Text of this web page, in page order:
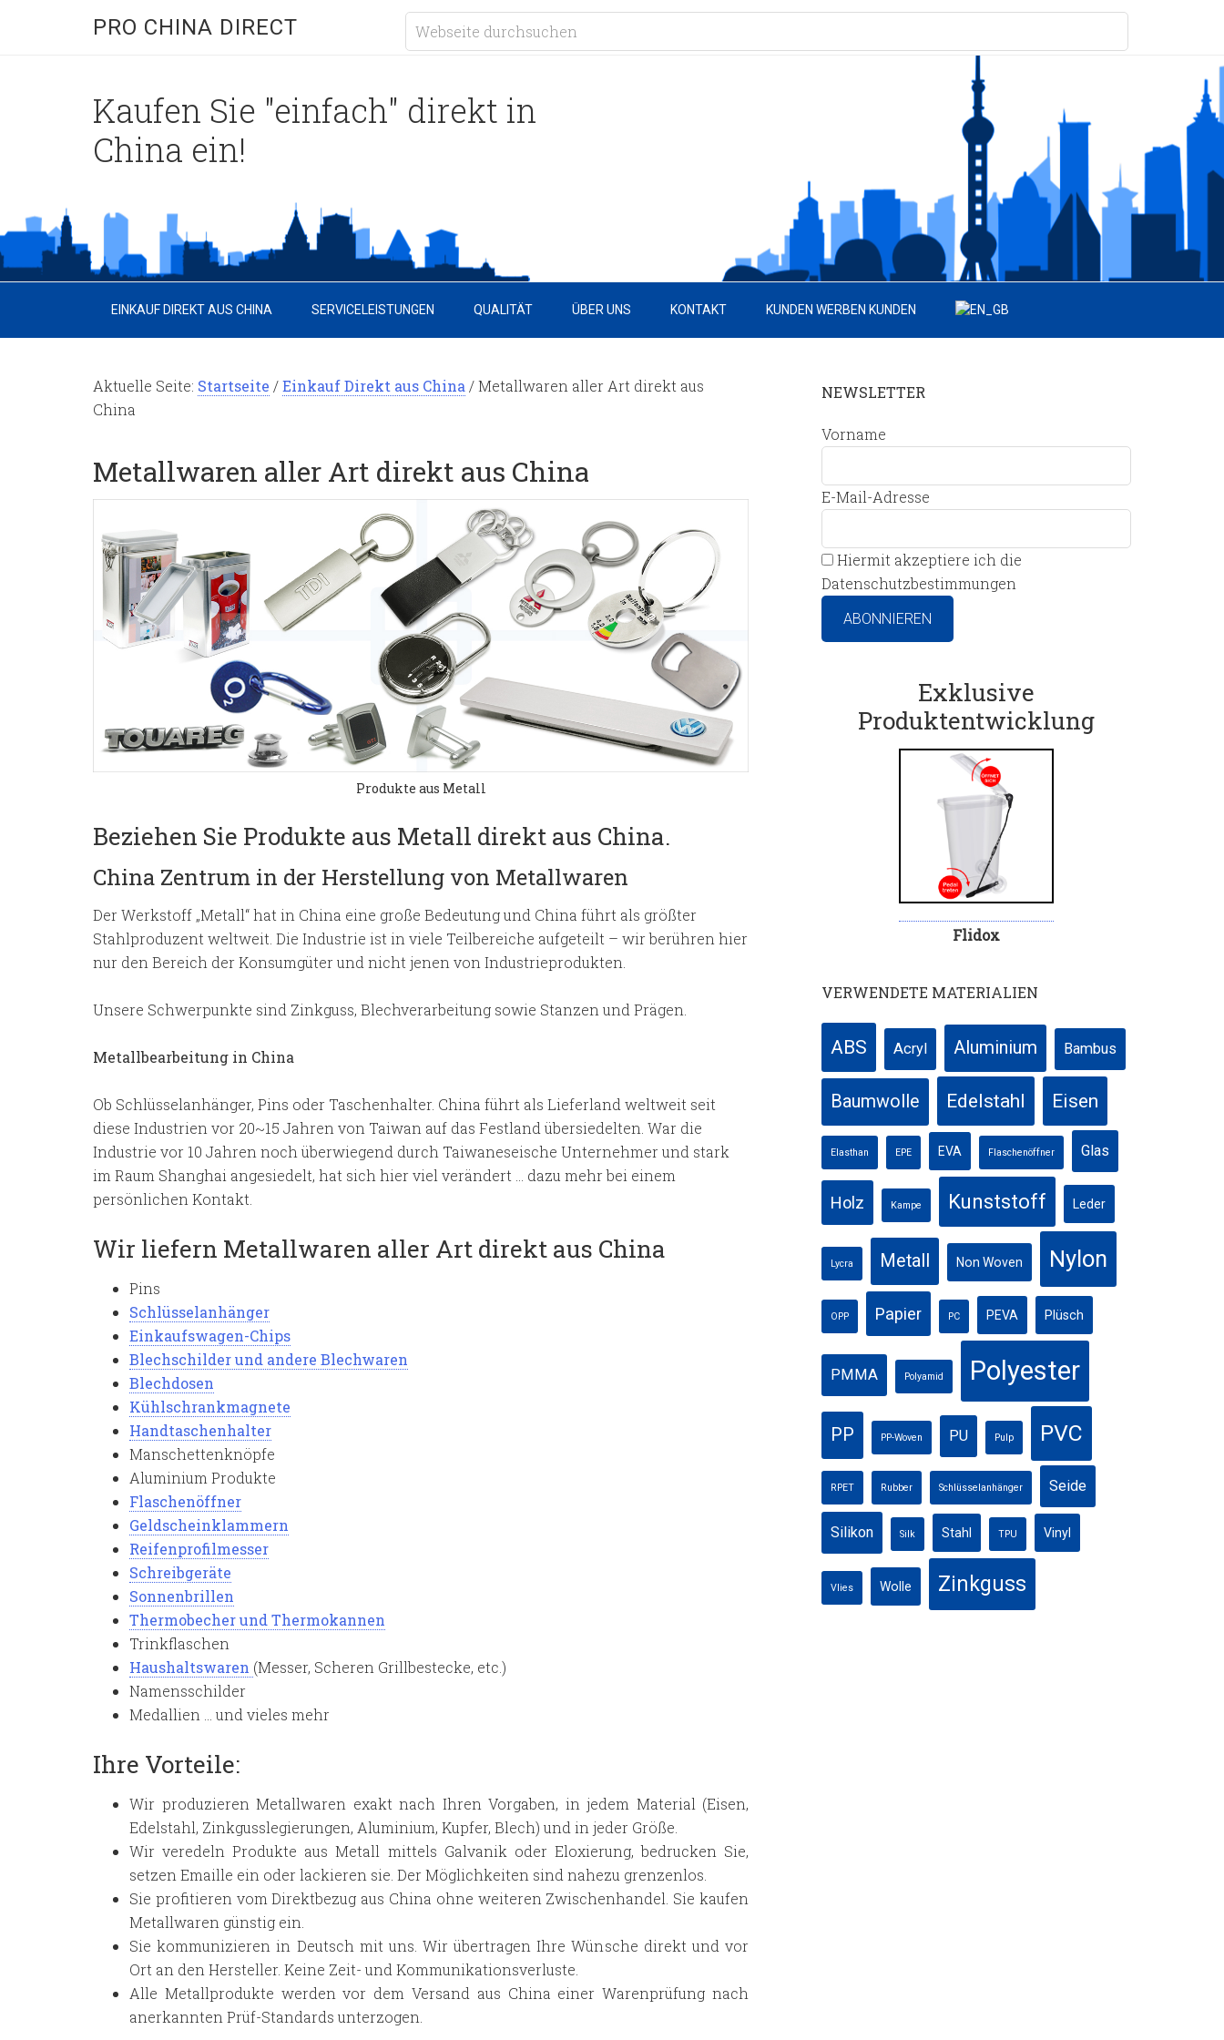
PRO CHINA DIRECT
Kaufen Sie "einfach" direkt in
China ein!
EINKAUF DIREKT AUS CHINA SERVICELEISTUNGEN QUALITÄT ÜBER UNS KONTAKT KUNDEN WERBEN KUNDEN
Aktuelle Seite: Startseite /Einkauf Direkt aus China /Metallwaren aller Art direkt aus
China
Metallwaren aller Art direkt aus China
Produkte aus Metall
Beziehen Sie Produkte aus Metall direkt aus China.
China Zentrum in der Herstellung von Metallwaren
Der Werkstoff „Metall“ hat in China eine große Bedeutung und China führt als größter
Stahlproduzent weltweit. Die Industrie ist in viele Teilbereiche aufgeteilt – wir berühren hier
nur den Bereich der Konsumgüter und nicht jenen von Industrieprodukten.
Unsere Schwerpunkte sind Zinkguss, Blechverarbeitung sowie Stanzen und Prägen.
Metallbearbeitung in China
Ob Schlüsselanhänger, Pins oder Taschenhalter. China führt als Lieferland weltweit seit
diese Industrien vor 20~15 Jahren von Taiwan auf das Festland übersiedelten. War die
Industrie vor 10 Jahren noch überwiegend durch Taiwaneseische Unternehmer und stark
im Raum Shanghai angesiedelt, hat sich hier viel verändert … dazu mehr bei einem
persönlichen Kontakt.
Wir liefern Metallwaren aller Art direkt aus China
Pins
Schlüsselanhänger
Einkaufswagen-Chips
Blechschilder und andere Blechwaren
Blechdosen
Kühlschrankmagnete
Handtaschenhalter
Manschettenknöpfe
Aluminium Produkte
Flaschenöffner
Geldscheinklammern
Reifenprofilmesser
Schreibgeräte
Sonnenbrillen
Thermobecher und Thermokannen
Trinkflaschen
Haushaltswaren (Messer, Scheren Grillbestecke, etc.)
Namensschilder
Medallien … und vieles mehr
Ihre Vorteile:
Wir produzieren Metallwaren exakt nach Ihren Vorgaben, in jedem Material (Eisen,
Edelstahl, Zinkgusslegierungen, Aluminium, Kupfer, Blech) und in jeder Größe.
Wir veredeln Produkte aus Metall mittels Galvanik oder Eloxierung, bedrucken Sie,
setzen Emaille ein oder lackieren sie. Der Möglichkeiten sind nahezu grenzenlos.
Sie profitieren vom Direktbezug aus China ohne weiteren Zwischenhandel. Sie kaufen
Metallwaren günstig ein.
Sie kommunizieren in Deutsch mit uns. Wir übertragen Ihre Wünsche direkt und vor
Ort an den Hersteller. Keine Zeit- und Kommunikationsverluste.
Alle Metallprodukte werden vor dem Versand aus China einer Warenprüfung nach
anerkannten Prüf-Standards unterzogen.
NEWSLETTER
Vorname
E-Mail-Adresse
Hiermit akzeptiere ich die
Datenschutzbestimmungen
Exklusive
Produktentwicklung
Flidox
VERWENDETE MATERIALIEN
ABS Acryl Aluminium Bambus
Baumwolle Edelstahl Eisen
Elasthan EPE EVA Flaschenöffner Glas
Holz Kampe Kunststoff Leder
Lycra Metall Non Woven Nylon
OPP Papier PC PEVA Plüsch
PMMA Polyamid Polyester
PP PP-Woven PU Pulp PVC
RPET Rubber Schlüsselanhänger Seide
Silikon Silk Stahl TPU Vinyl
Vlies Wolle Zinkguss